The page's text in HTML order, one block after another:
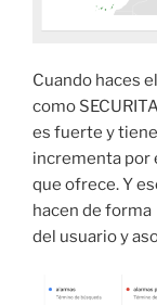
Cuando haces
como
es fuerte y
incrementa por
que ofrece. Y
hacen de
del usuario y